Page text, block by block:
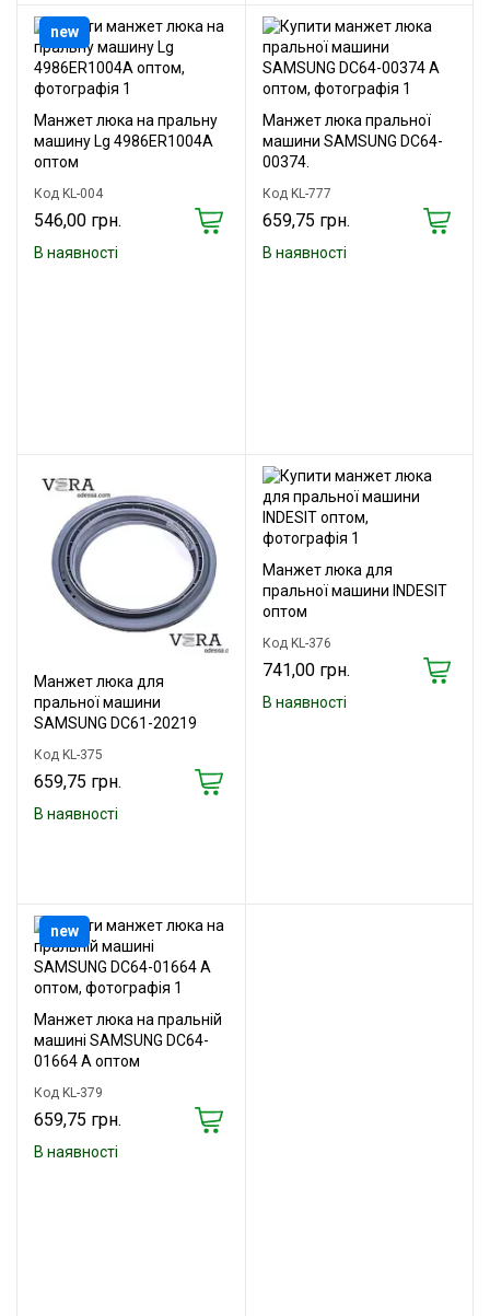
Манжет люка на пральну
машину Lg 4986ER1004A
оптом
Код KL-004
546,00 грн.
В наявності
new
Манжет люка пральної
машини SAMSUNG DC64-
00374.
Код KL-777
659,75 грн.
В наявності
Манжет люка для
пральної машини
SAMSUNG DC61-20219
Код KL-375
659,75 грн.
В наявності
Манжет люка для
пральної машини INDESIT
оптом
Код KL-376
741,00 грн.
В наявності
Манжет люка на пральній
машині SAMSUNG DC64-
01664 А оптом
Код KL-379
659,75 грн.
В наявності
new